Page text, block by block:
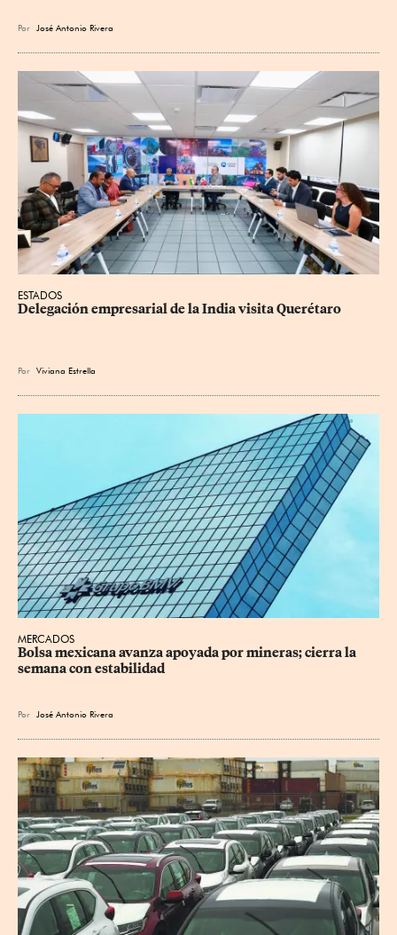
Por José Antonio Rivera
ESTADOS
Delegación empresarial de la India visita Querétaro
Por Viviana Estrella
MERCADOS
Bolsa mexicana avanza apoyada por mineras; cierra la
semana con estabilidad
Por José Antonio Rivera